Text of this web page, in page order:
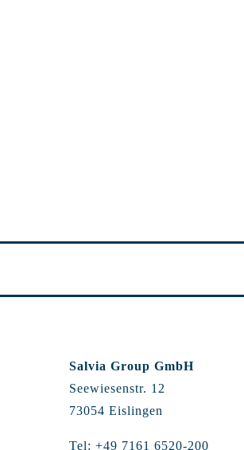
Salvia Group GmbH
Seewiesenstr. 12
73054 Eislingen
Tel: +49 7161 6520-200